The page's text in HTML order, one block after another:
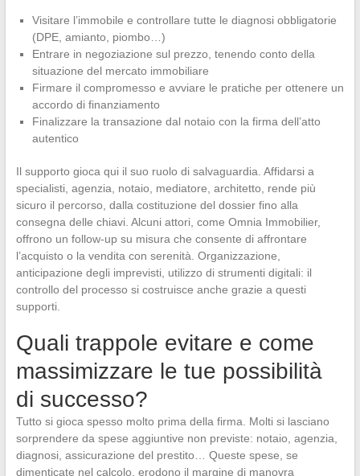
Visitare l’immobile e controllare tutte le diagnosi obbligatorie
(DPE, amianto, piombo…)
Entrare in negoziazione sul prezzo, tenendo conto della
situazione del mercato immobiliare
Firmare il compromesso e avviare le pratiche per ottenere un
accordo di finanziamento
Finalizzare la transazione dal notaio con la firma dell’atto
autentico
Il supporto gioca qui il suo ruolo di salvaguardia. Affidarsi a
specialisti, agenzia, notaio, mediatore, architetto, rende più
sicuro il percorso, dalla costituzione del dossier fino alla
consegna delle chiavi. Alcuni attori, come Omnia Immobilier,
offrono un follow-up su misura che consente di affrontare
l’acquisto o la vendita con serenità. Organizzazione,
anticipazione degli imprevisti, utilizzo di strumenti digitali: il
controllo del processo si costruisce anche grazie a questi
supporti.
Quali trappole evitare e come
massimizzare le tue possibilità
di successo?
Tutto si gioca spesso molto prima della firma. Molti si lasciano
sorprendere da spese aggiuntive non previste: notaio, agenzia,
diagnosi, assicurazione del prestito… Queste spese, se
dimenticate nel calcolo, erodono il margine di manovra